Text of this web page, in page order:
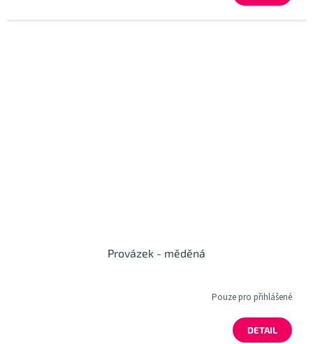
Provázek - měděná
Pouze pro přihlášené
DETAIL